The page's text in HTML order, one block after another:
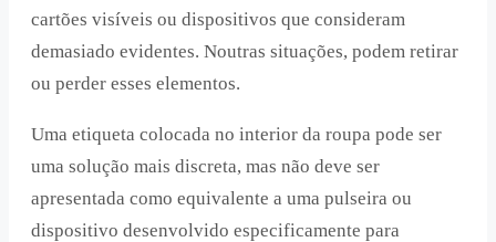
cartões visíveis ou dispositivos que consideram
demasiado evidentes. Noutras situações, podem retirar
ou perder esses elementos.
Uma etiqueta colocada no interior da roupa pode ser
uma solução mais discreta, mas não deve ser
apresentada como equivalente a uma pulseira ou
dispositivo desenvolvido especificamente para